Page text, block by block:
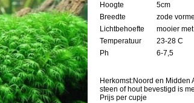
Hoogte
5cm
Breedte
zode
Lichtbehoefte
mooier
Temperatuur
23-28 C
Ph
6-7,5
Herkomst:Noord en Midden
steen of hout bevestigd is
Prijs per cupje